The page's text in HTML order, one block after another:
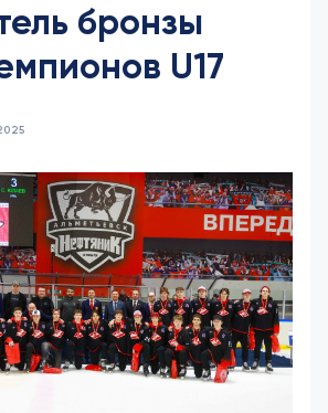
бронзы
U17